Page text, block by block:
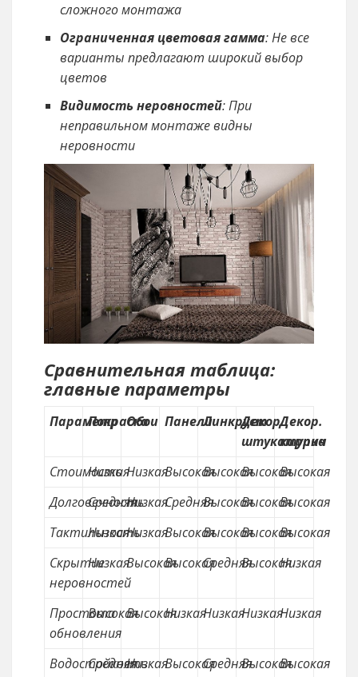
сложного монтажа
Ограниченная цветовая гамма: Не все
варианты предлагают широкий выбор
цветов
Видимость неровностей: При
неправильном монтаже видны
неровности
Сравнительная таблица:
главные параметры
ПараметрПокраска
Обои ПанелиЛинкруст
Декор.
штукатурка
Декор.
кирпич
Стоимость
НизкаяНизкаяВысокаяВысокаяВысокаяВысокая
Долговечность
СредняяНизкаяСредняяВысокаяВысокаяВысокая
Тактильность
НизкаяНизкаяВысокаяВысокаяВысокаяВысокая
Скрытие
неровностей
НизкаяВысокаяВысокаяСредняяВысокаяНизкая
Простота
обновления
ВысокаяВысокаяНизкаяНизкаяНизкаяНизкая
Водостойкость
СредняяНизкаяВысокаяСредняяВысокаяВысокая